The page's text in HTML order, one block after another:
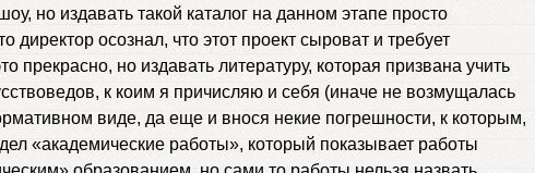
но издавать такой каталог на данном этапе просто
директор осознал, что этот проект сыроват и требует
прекрасно, но издавать литературу, которая призвана учить
к коим я причисляю и себя (иначе не возмущалась
виде, да еще и внося некие погрешности, к которым,
«академические работы», который показывает работы